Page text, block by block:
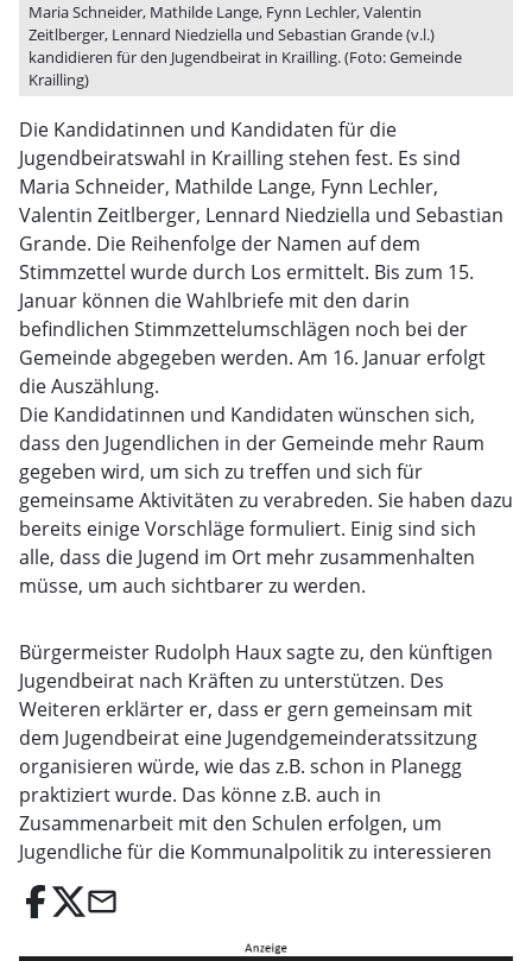
Maria Schneider, Mathilde Lange, Fynn Lechler, Valentin
Zeitlberger, Lennard Niedziella und Sebastian Grande (v.l.)
kandidieren für den Jugendbeirat in Krailling. (Foto: Gemeinde
Krailling)
Die Kandidatinnen und Kandidaten für die
Jugendbeiratswahl in Krailling stehen fest. Es sind
Maria Schneider, Mathilde Lange, Fynn Lechler,
Valentin Zeitlberger, Lennard Niedziella und Sebastian
Grande. Die Reihenfolge der Namen auf dem
Stimmzettel wurde durch Los ermittelt. Bis zum 15.
Januar können die Wahlbriefe mit den darin
befindlichen Stimmzettelumschlägen noch bei der
Gemeinde abgegeben werden. Am 16. Januar erfolgt
die Auszählung.
Die Kandidatinnen und Kandidaten wünschen sich,
dass den Jugendlichen in der Gemeinde mehr Raum
gegeben wird, um sich zu treffen und sich für
gemeinsame Aktivitäten zu verabreden. Sie haben dazu
bereits einige Vorschläge formuliert. Einig sind sich
alle, dass die Jugend im Ort mehr zusammenhalten
müsse, um auch sichtbarer zu werden.
Bürgermeister Rudolph Haux sagte zu, den künftigen
Jugendbeirat nach Kräften zu unterstützen. Des
Weiteren erklärter er, dass er gern gemeinsam mit
dem Jugendbeirat eine Jugendgemeinderatssitzung
organisieren würde, wie das z.B. schon in Planegg
praktiziert wurde. Das könne z.B. auch in
Zusammenarbeit mit den Schulen erfolgen, um
Jugendliche für die Kommunalpolitik zu interessieren
email